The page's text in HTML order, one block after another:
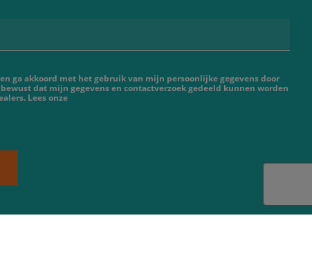
ga akkoord met het gebruik van mijn persoonlijke gegevens door
dat mijn gegevens en contactverzoek gedeeld kunnen worden
Lees onze